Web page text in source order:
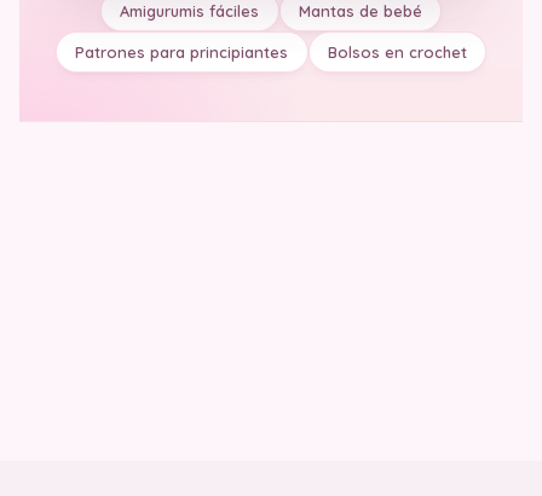
Amigurumis fáciles Mantas de bebé
Patrones para principiantes Bolsos en crochet